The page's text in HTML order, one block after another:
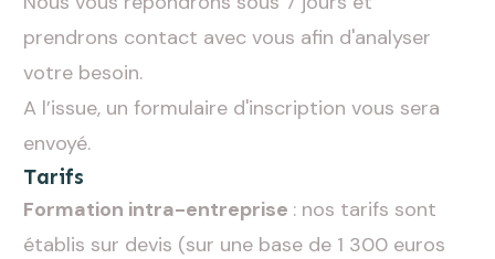
prendrons contact avec vous afin d'analyser
votre besoin.
A l’issue, un formulaire d'inscription vous sera
envoyé.
Tarifs
Formation intra-entreprise : nos tarifs sont
établis sur devis (sur une base de 1 300 euros